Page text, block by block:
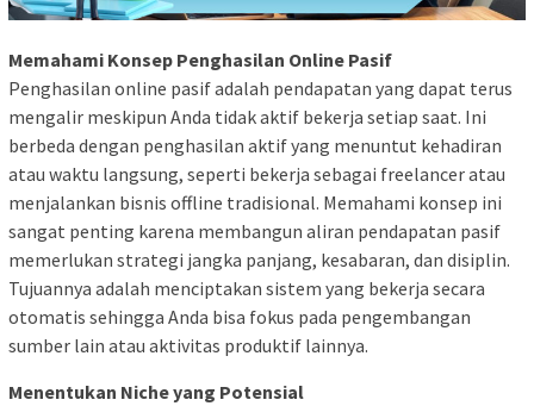
Memahami Konsep Penghasilan Online Pasif
Penghasilan online pasif adalah pendapatan yang dapat terus
mengalir meskipun Anda tidak aktif bekerja setiap saat. Ini
berbeda dengan penghasilan aktif yang menuntut kehadiran
atau waktu langsung, seperti bekerja sebagai freelancer atau
menjalankan bisnis offline tradisional. Memahami konsep ini
sangat penting karena membangun aliran pendapatan pasif
memerlukan strategi jangka panjang, kesabaran, dan disiplin.
Tujuannya adalah menciptakan sistem yang bekerja secara
otomatis sehingga Anda bisa fokus pada pengembangan
sumber lain atau aktivitas produktif lainnya.
Menentukan Niche yang Potensial